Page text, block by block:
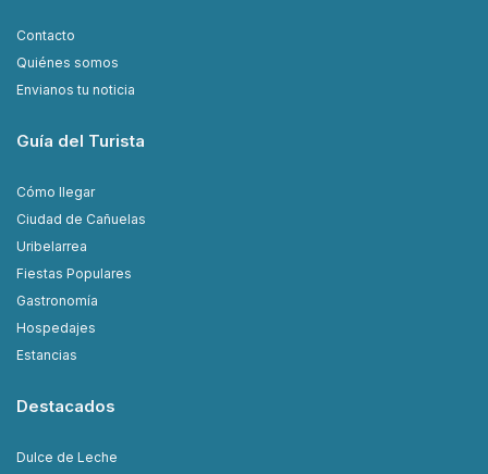
Contacto
Quiénes somos
Envianos tu noticia
Guía del Turista
Cómo llegar
Ciudad de Cañuelas
Uribelarrea
Fiestas Populares
Gastronomía
Hospedajes
Estancias
Destacados
Dulce de Leche